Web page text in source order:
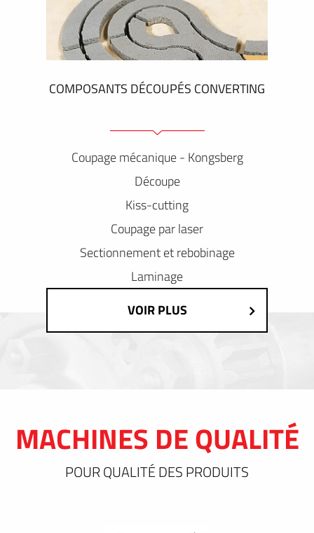
COMPOSANTS DÉCOUPÉS CONVERTING
Coupage mécanique - Kongsberg
Découpe
Kiss-cutting
Coupage par laser
Sectionnement et rebobinage
Laminage
VOIR PLUS
MACHINES DE QUALITÉ
POUR QUALITÉ DES PRODUITS